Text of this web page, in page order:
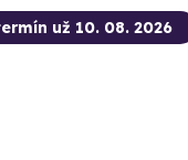
už 10. 08. 2026